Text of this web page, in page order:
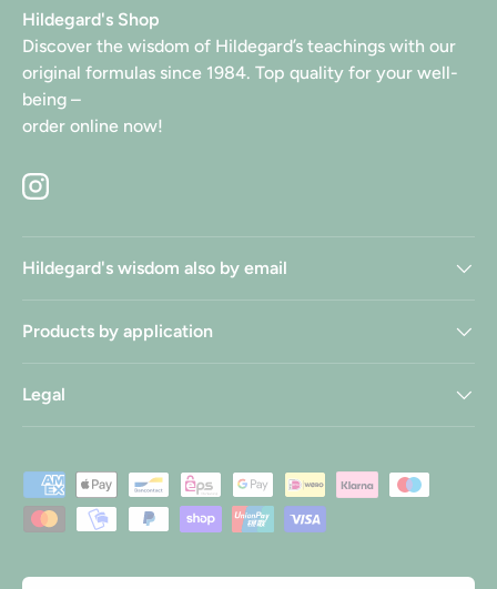
Hildegard's Shop
Discover the wisdom of Hildegard’s teachings with our
original formulas since 1984. Top quality for your well-
being –
order online now!
Instagram
Hildegard's wisdom also by email
Products by application
Legal
Payment methods accepted